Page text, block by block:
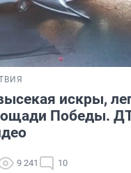
искры,
Победы.
9 241 10